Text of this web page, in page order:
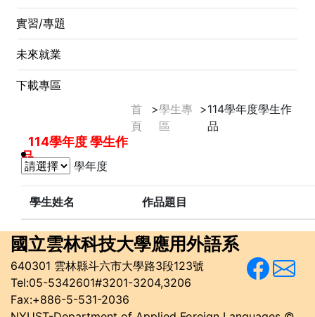
實習/專題
未來就業
下載專區
114學年度 學生作
品
首
頁
>學生專
區
>114學年度學生作
品
學年度
學生姓名 作品題目
國立雲林科技大學應用外語系
640301 雲林縣斗六市大學路3段123號
Tel:05-5342601#3201-3204,3206
Fax:+886-5-531-2036